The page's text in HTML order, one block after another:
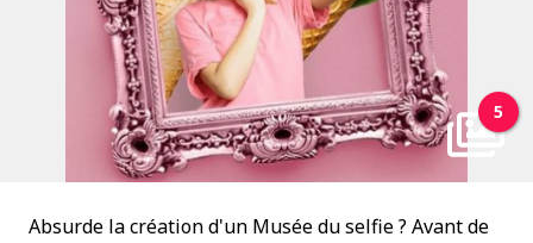
5
Absurde la création d'un Musée du selfie ? Avant de